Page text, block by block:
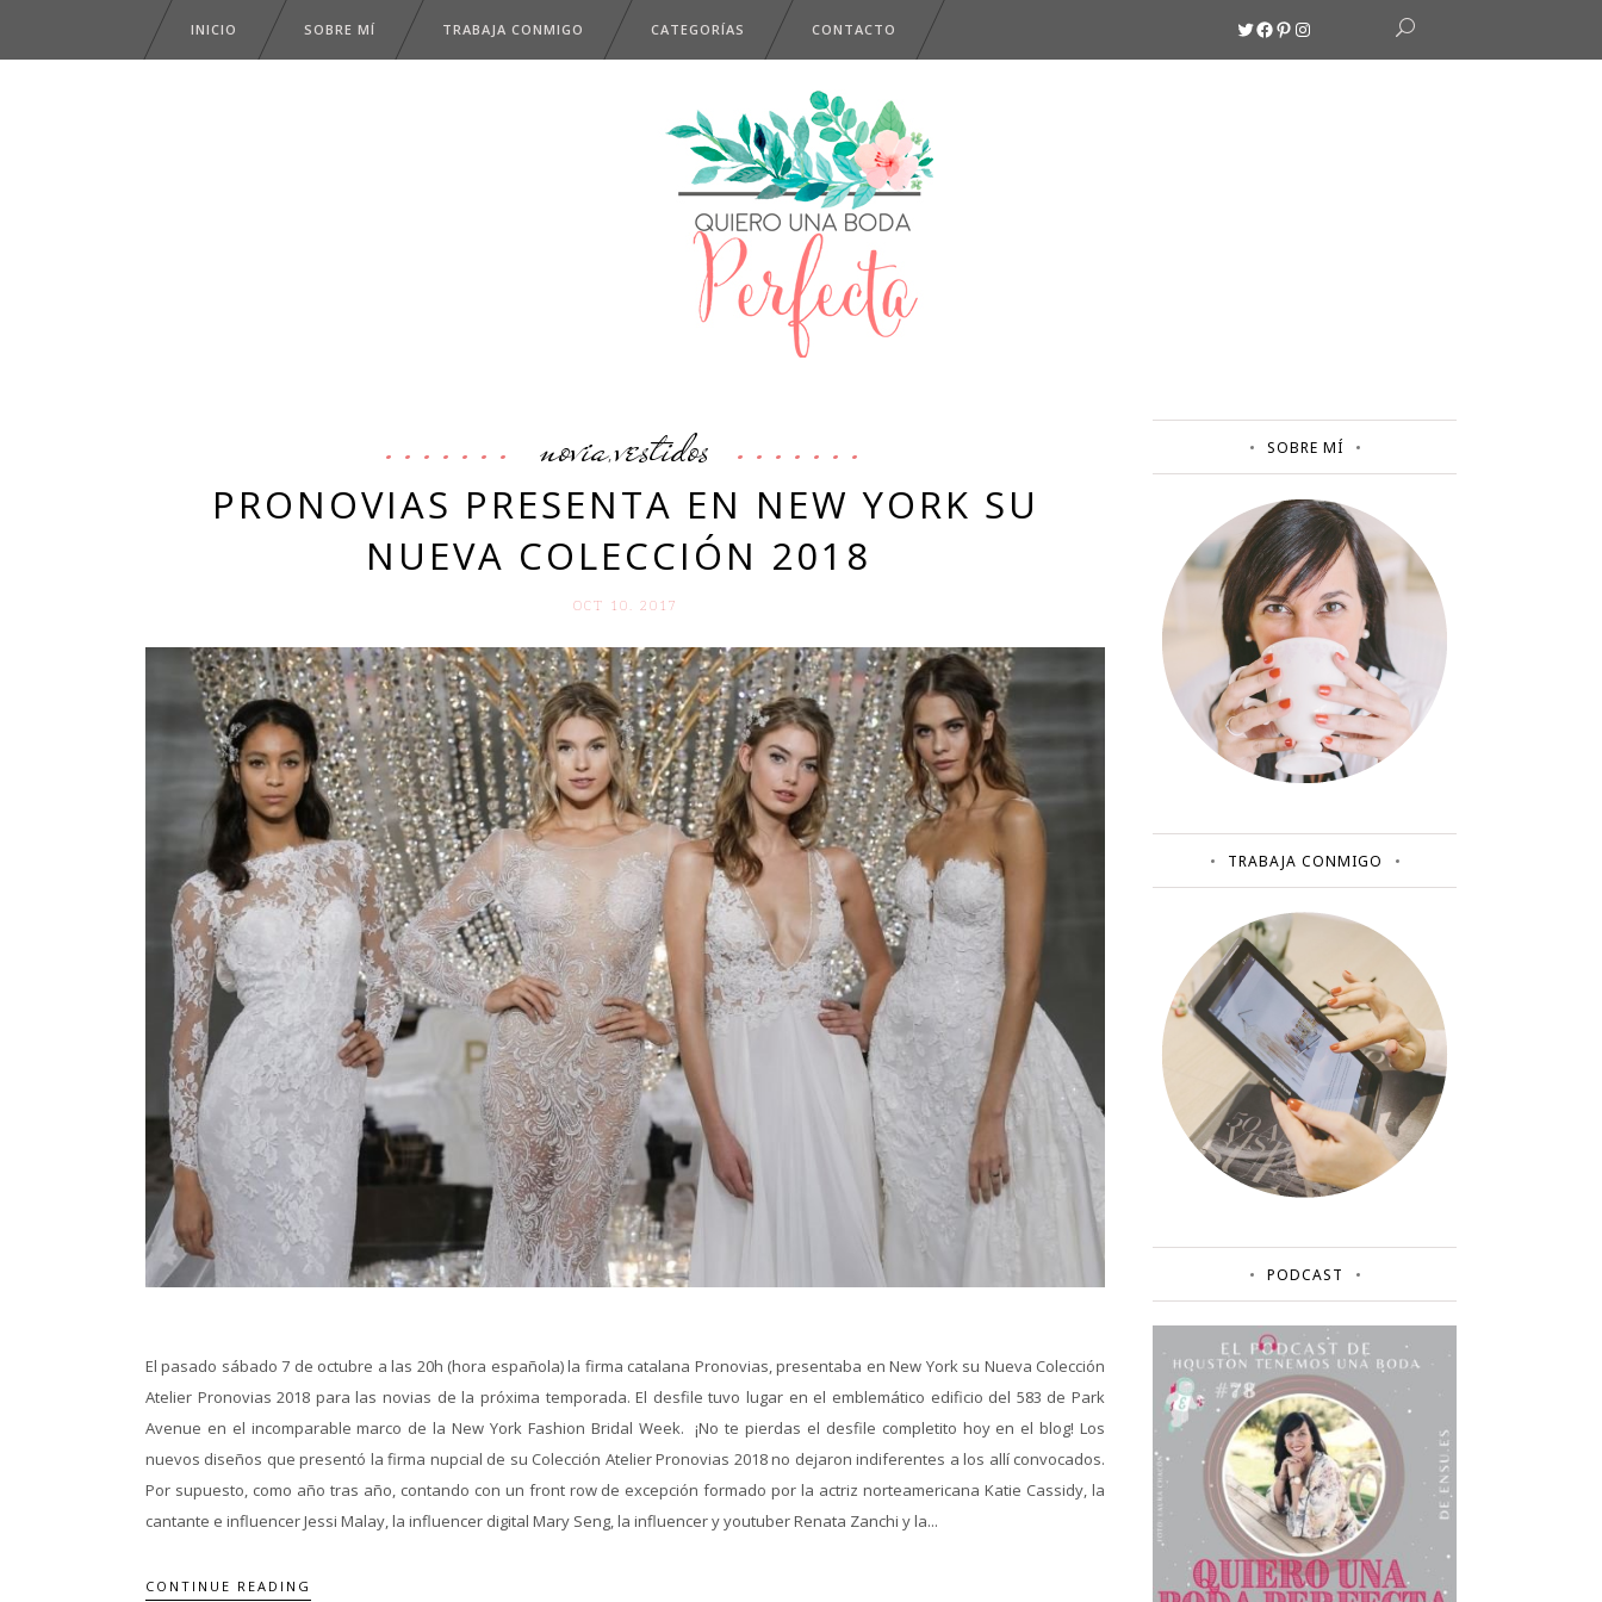
INICIO SOBRE MÍ TRABAJA CONMIGO CATEGORÍAS CONTACTO Twitter
Facebook
Pinterest
Instagram
novia,vestidos
PRONOVIAS PRESENTA EN NEW YORK SU
NUEVA COLECCIÓN 2018
OCT 10. 2017
El pasado sábado 7 de octubre a las 20h (hora española) la firma catalana Pronovias, presentaba en New York su Nueva Colección
Atelier Pronovias 2018 para las novias de la próxima temporada. El desfile tuvo lugar en el emblemático edificio del 583 de Park
Avenue en el incomparable marco de la New York Fashion Bridal Week. ¡No te pierdas el desfile completito hoy en el blog! Los
nuevos diseños que presentó la firma nupcial de su Colección Atelier Pronovias 2018 no dejaron indiferentes a los allí convocados.
Por supuesto, como año tras año, contando con un front row de excepción formado por la actriz norteamericana Katie Cassidy, la
cantante e influencer Jessi Malay, la influencer digital Mary Seng, la influencer y youtuber Renata Zanchi y la...
CONTINUE READING
SOBRE MÍ
TRABAJA CONMIGO
PODCAST